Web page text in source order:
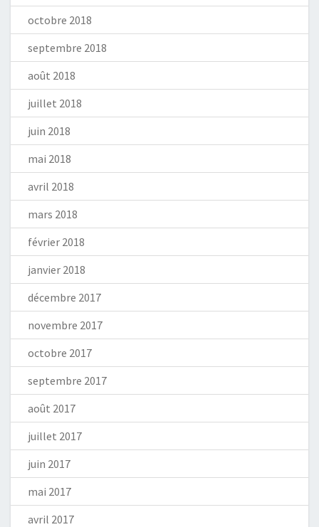
octobre 2018
septembre 2018
août 2018
juillet 2018
juin 2018
mai 2018
avril 2018
mars 2018
février 2018
janvier 2018
décembre 2017
novembre 2017
octobre 2017
septembre 2017
août 2017
juillet 2017
juin 2017
mai 2017
avril 2017